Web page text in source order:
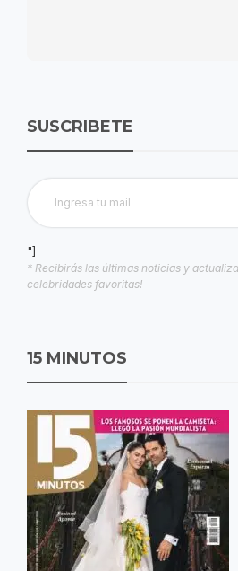
SUSCRIBETE
"]
* Recibirás las últimas noticias y
celebridades favoritas!
15 MINUTOS